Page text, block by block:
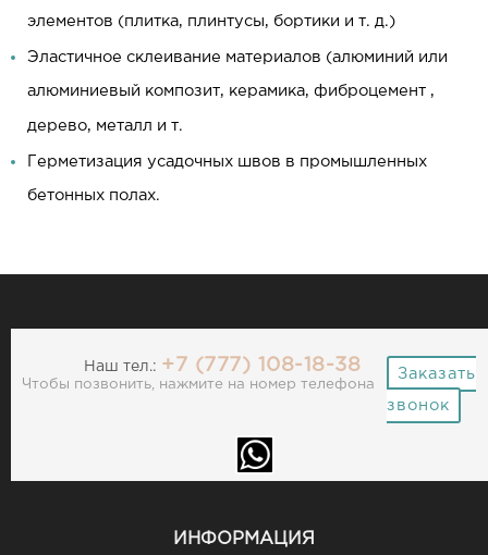
элементов (плитка, плинтусы, бортики и т. д.)
Эластичное склеивание материалов (алюминий или
алюминиевый композит, керамика, фиброцемент ,
дерево, металл и т.
Герметизация усадочных швов в промышленных
бетонных полах.
Наш тел.: +7 (777) 108-18-38
Чтобы позвонить, нажмите на номер телефона
Заказать
звонок
ИНФОРМАЦИЯ